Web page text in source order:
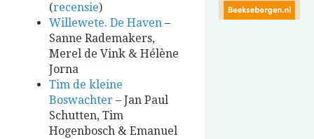
(recensie)
Willewete. De Haven –
Sanne Rademakers,
Merel de Vink & Hélène
Jorna
Tim de kleine
Boswachter – Jan Paul
Schutten, Tim
Hogenbosch & Emanuel